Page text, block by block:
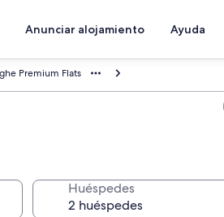
Anunciar alojamiento Ayuda
Premium Flats
Huéspedes